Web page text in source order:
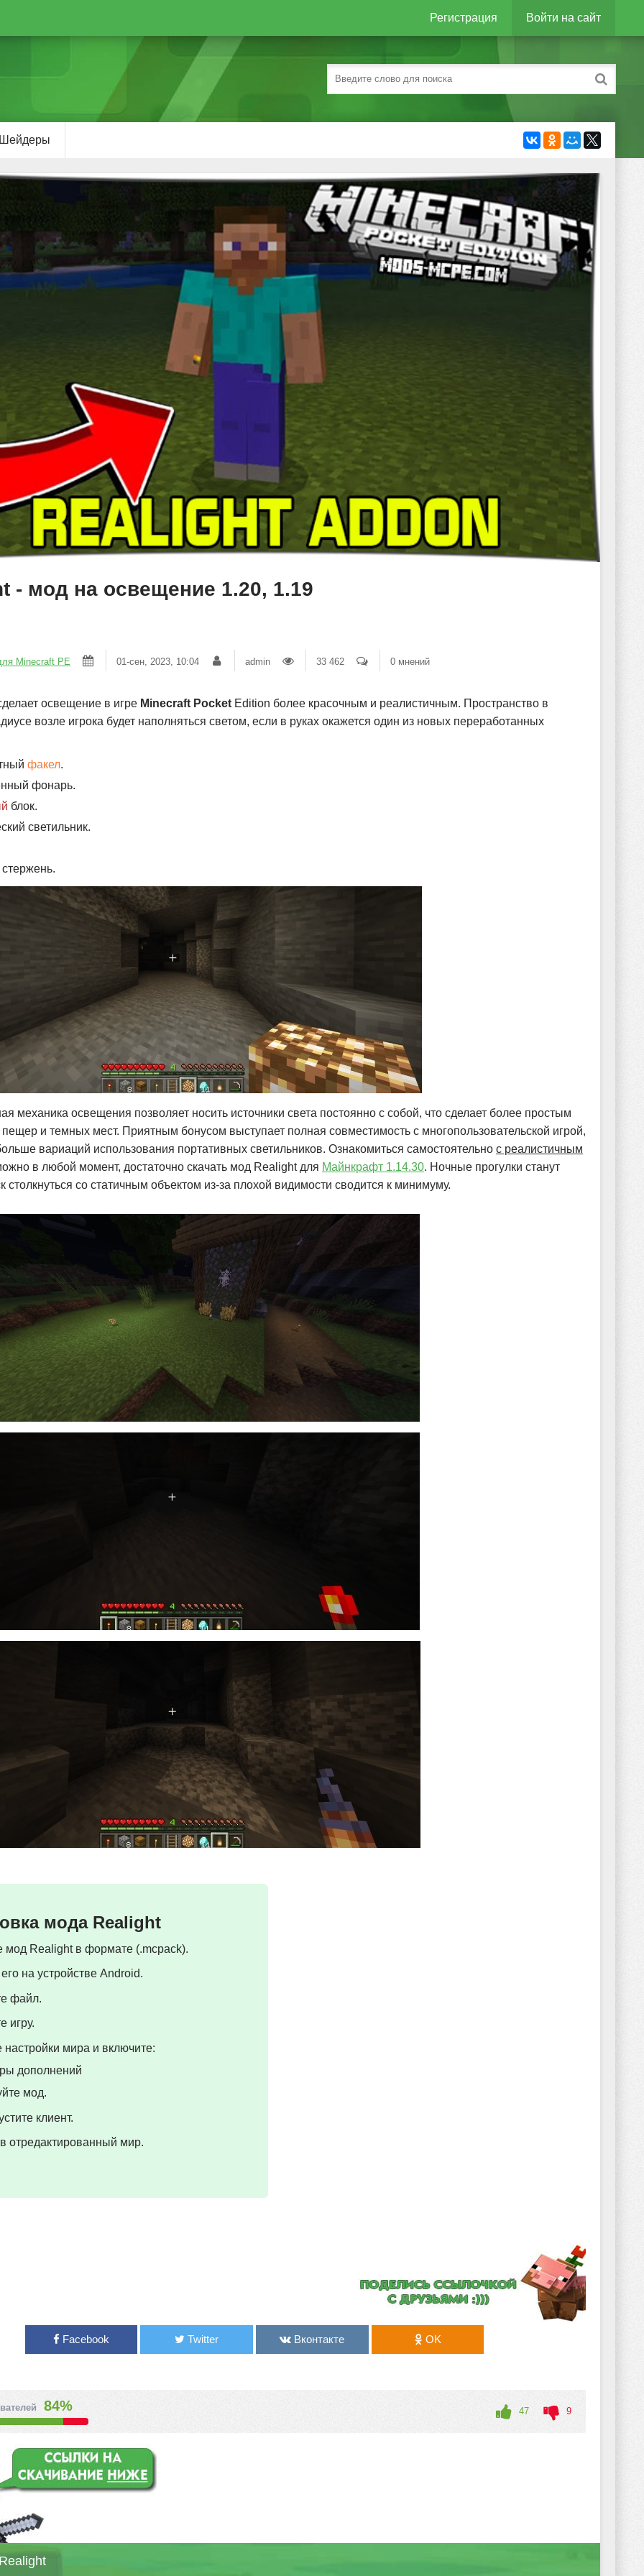
Регистрация Войти на сайт
- мод на освещение 1.20, 1.19
Minecraft PE 01-сен, 2023, 10:04 admin 33 462 0 мнений
освещение в игре Minecraft Pocket Edition более красочным и реалистичным. Пространство в
возле игрока будет наполняться светом, если в руках окажется один из новых переработанных
факел.
фонарь.
блок.
светильник.
механика освещения позволяет носить источники света постоянно с собой, что сделает более простым
и темных мест. Приятным бонусом выступает полная совместимость с многопользовательской игрой,
вариаций использования портативных светильников. Ознакомиться самостоятельно с реалистичным
в любой момент, достаточно скачать мод Realight для Майнкрафт 1.14.30. Ночные прогулки станут
столкнуться со статичным объектом из-за плохой видимости сводится к минимуму.
мода Realight
мод Realight в формате (.mcpack).
на устройстве Android.
файл.
игру.
настройки мира и включите:
дополнений
мод.
клиент.
отредактированный мир.
Facebook Twitter Вконтакте OK
84% 47 9